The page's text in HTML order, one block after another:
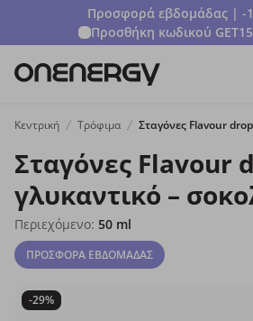
Προσφορά εβδομάδας | -
Προσθήκη κωδικού GET15
Κεντρική Τρόφιμα
Σταγόνες Flavour
γλυκαντικό –
Περιεχόμενο: 50 ml
ΠΡΟΣΦΟΡΑ ΕΒΔΟΜΑΔΑΣ
-29%